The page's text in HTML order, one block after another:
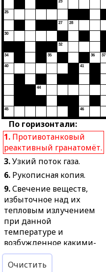
По горизонтали:
1. Противотанковый
реактивный гранатомёт.
3.Узкий поток газа.
6. Рукописная копия.
9.Свечение веществ,
избыточное над их
тепловым излучением
при данной
температуре и
возбужденное какими-
либо источниками
энергии.
25
30
34
40
45
44
35
23
27
32
28
41
46
36 37
Очистить